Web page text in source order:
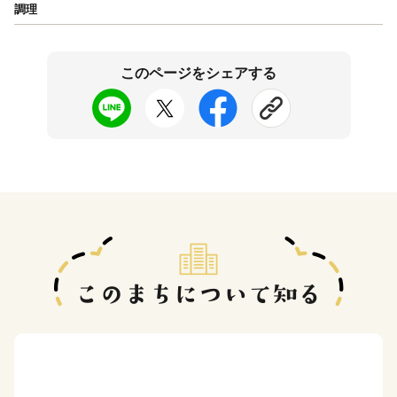
調理
このページをシェアする